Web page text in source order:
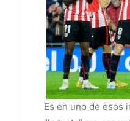
Es en uno de esos